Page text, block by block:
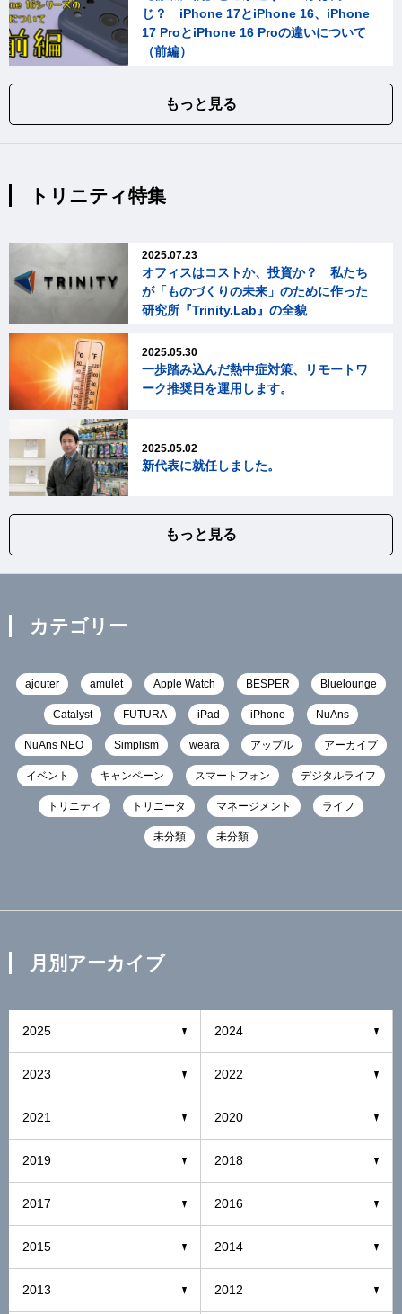
じ？ iPhone 17とiPhone 16、iPhone
17 ProとiPhone 16 Proの違いについて
（前編）
もっと見る
トリニティ特集
2025.07.23
オフィスはコストか、投資か？ 私たち
が「ものづくりの未来」のために作った
研究所『Trinity.Lab』の全貌
2025.05.30
一歩踏み込んだ熱中症対策、リモートワ
ーク推奨日を運用します。
2025.05.02
新代表に就任しました。
もっと見る
カテゴリー
ajouter amulet Apple Watch BESPER Bluelounge
Catalyst FUTURA iPad iPhone NuAns
NuAns NEO Simplism weara アップル アーカイブ
イベント キャンペーン スマートフォン デジタルライフ
トリニティ トリニータ マネージメント ライフ
未分類 未分類
月別アーカイブ
2025 2024
2023 2022
2021 2020
2019 2018
2017 2016
2015 2014
2013 2012